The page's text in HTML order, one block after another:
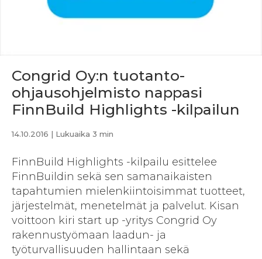
Congrid Oy:n tuotanto-
ohjausohjelmisto nappasi
FinnBuild Highlights -kilpailun
14.10.2016 | Lukuaika 3 min
FinnBuild Highlights -kilpailu esittelee
FinnBuildin sekä sen samanaikaisten
tapahtumien mielenkiintoisimmat tuotteet,
järjestelmät, menetelmät ja palvelut. Kisan
voittoon kiri start up -yritys Congrid Oy
rakennustyömaan laadun- ja
työturvallisuuden hallintaan sekä